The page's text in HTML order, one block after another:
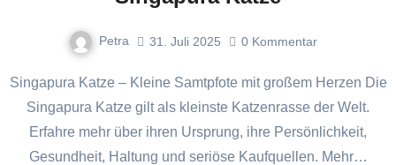
Petra 31. Juli 2025 0 Kommentar
Singapura Katze – Kleine Samtpfote mit großem Herzen Die
Singapura Katze gilt als kleinste Katzenrasse der Welt.
Erfahre mehr über ihren Ursprung, ihre Persönlichkeit,
Gesundheit, Haltung und seriöse Kaufquellen. Mehr…